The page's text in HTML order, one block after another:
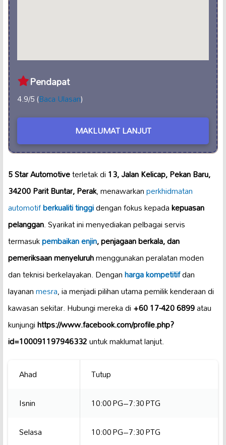
Pendapat
4.9/5 (Baca Ulasan)
MAKLUMAT LANJUT
5 Star Automotiveterletak di13, Jalan Kelicap, Pekan Baru,
34200 Parit Buntar, Perak, menawarkanperkhidmatan
automotifberkualiti tinggidengan fokus kepadakepuasan
pelanggan. Syarikat ini menyediakan pelbagai servis
termasukpembaikan enjin, penjagaan berkala, dan
pemeriksaan menyeluruhmenggunakan peralatan moden
dan teknisi berkelayakan. Denganharga kompetitifdan
layananmesra, ia menjadi pilihan utama pemilik kenderaan di
kawasan sekitar. Hubungi mereka di+60 17-420 6899atau
kunjungihttps://www.facebook.com/profile.php?
id=100091197946332untuk maklumat lanjut.
Ahad
Tutup
Isnin
10:00 PG–7:30 PTG
Selasa
10:00 PG–7:30 PTG